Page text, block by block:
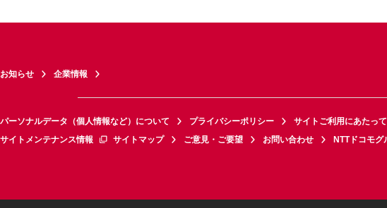
お知らせ 企業情報
パーソナルデータ（個人情報など）について プライバシーポリシー サイトご利用にあたって
サイトメンテナンス情報
サイトマップ ご意見・ご要望 お問い合わせ NTTドコモグ